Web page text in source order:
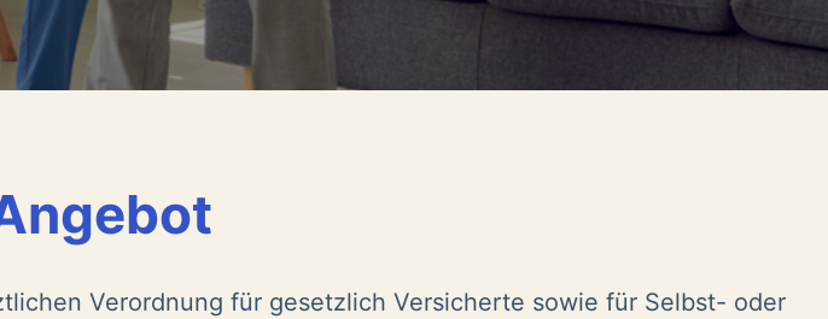
Verordnung für gesetzlich Versicherte sowie für Selbst- oder